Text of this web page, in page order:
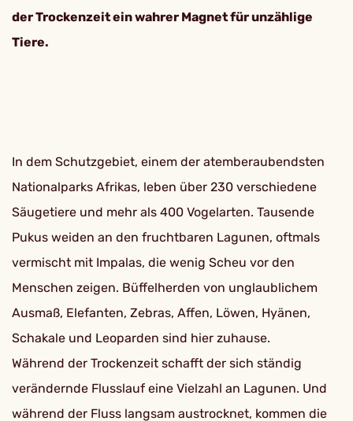
der Trockenzeit ein wahrer Magnet für unzählige
Tiere.
In dem Schutzgebiet, einem der atemberaubendsten
Nationalparks Afrikas, leben über 230 verschiedene
Säugetiere und mehr als 400 Vogelarten. Tausende
Pukus weiden an den fruchtbaren Lagunen, oftmals
vermischt mit Impalas, die wenig Scheu vor den
Menschen zeigen. Büffelherden von unglaublichem
Ausmaß, Elefanten, Zebras, Affen, Löwen, Hyänen,
Schakale und Leoparden sind hier zuhause.
Während der Trockenzeit schafft der sich ständig
verändernde Flusslauf eine Vielzahl an Lagunen. Und
während der Fluss langsam austrocknet, kommen die